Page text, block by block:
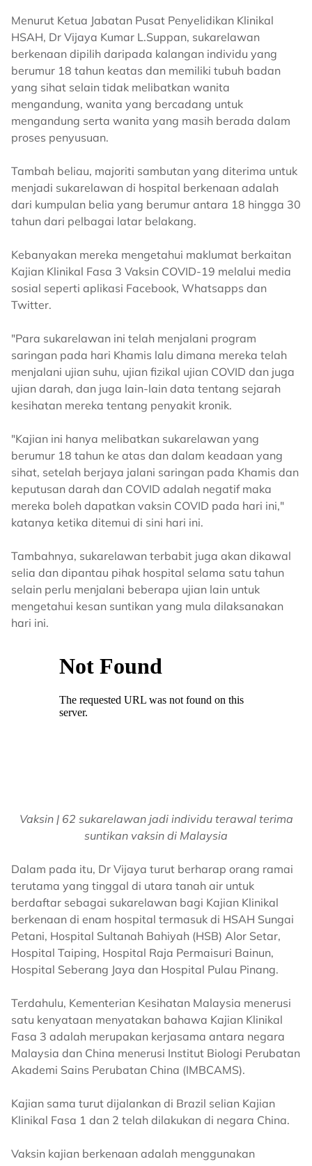
Menurut Ketua Jabatan Pusat Penyelidikan Klinikal
HSAH, Dr Vijaya Kumar L.Suppan, sukarelawan
berkenaan dipilih daripada kalangan individu yang
berumur 18 tahun keatas dan memiliki tubuh badan
yang sihat selain tidak melibatkan wanita
mengandung, wanita yang bercadang untuk
mengandung serta wanita yang masih berada dalam
proses penyusuan.
Tambah beliau, majoriti sambutan yang diterima untuk
menjadi sukarelawan di hospital berkenaan adalah
dari kumpulan belia yang berumur antara 18 hingga 30
tahun dari pelbagai latar belakang.
Kebanyakan mereka mengetahui maklumat berkaitan
Kajian Klinikal Fasa 3 Vaksin COVID-19 melalui media
sosial seperti aplikasi Facebook, Whatsapps dan
Twitter.
"Para sukarelawan ini telah menjalani program
saringan pada hari Khamis lalu dimana mereka telah
menjalani ujian suhu, ujian fizikal ujian COVID dan juga
ujian darah, dan juga lain-lain data tentang sejarah
kesihatan mereka tentang penyakit kronik.
"Kajian ini hanya melibatkan sukarelawan yang
berumur 18 tahun ke atas dan dalam keadaan yang
sihat, setelah berjaya jalani saringan pada Khamis dan
keputusan darah dan COVID adalah negatif maka
mereka boleh dapatkan vaksin COVID pada hari ini,"
katanya ketika ditemui di sini hari ini.
Tambahnya, sukarelawan terbabit juga akan dikawal
selia dan dipantau pihak hospital selama satu tahun
selain perlu menjalani beberapa ujian lain untuk
mengetahui kesan suntikan yang mula dilaksanakan
hari ini.
Vaksin | 62 sukarelawan jadi individu terawal terima
suntikan vaksin di Malaysia
Dalam pada itu, Dr Vijaya turut berharap orang ramai
terutama yang tinggal di utara tanah air untuk
berdaftar sebagai sukarelawan bagi Kajian Klinikal
berkenaan di enam hospital termasuk di HSAH Sungai
Petani, Hospital Sultanah Bahiyah (HSB) Alor Setar,
Hospital Taiping, Hospital Raja Permaisuri Bainun,
Hospital Seberang Jaya dan Hospital Pulau Pinang.
Terdahulu, Kementerian Kesihatan Malaysia menerusi
satu kenyataan menyatakan bahawa Kajian Klinikal
Fasa 3 adalah merupakan kerjasama antara negara
Malaysia dan China menerusi Institut Biologi Perubatan
Akademi Sains Perubatan China (IMBCAMS).
Kajian sama turut dijalankan di Brazil selian Kajian
Klinikal Fasa 1 dan 2 telah dilakukan di negara China.
Vaksin kajian berkenaan adalah menggunakan